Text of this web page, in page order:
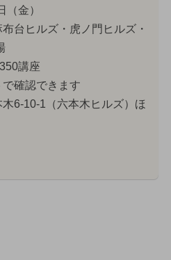
金）
台ヒルズ・虎ノ門ヒルズ・
講座
確認できます
6-10-1（六本木ヒルズ）ほ